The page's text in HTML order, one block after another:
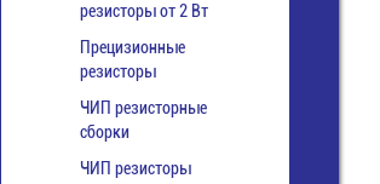
резисторы от 2 Вт
Прецизионные
резисторы
ЧИП резисторные
сборки
ЧИП резисторы